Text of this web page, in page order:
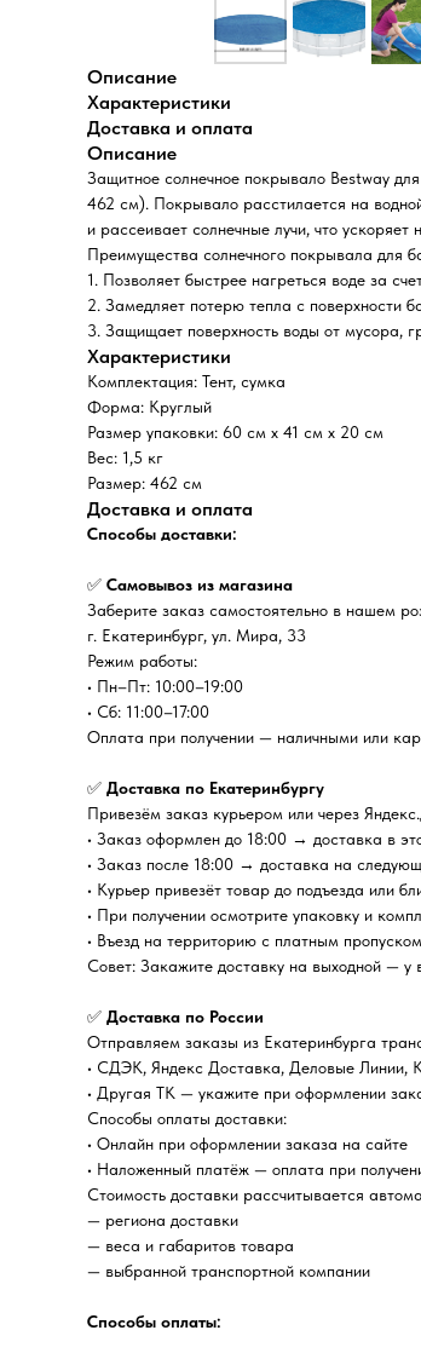
Описание
Характеристики
Доставка и оплата
Описание
Защитное солнечное покрывало Bestway
462 см). Покрывало расстилается на
и рассеивает солнечные лучи, что
Преимущества солнечного покрывала для
1. Позволяет быстрее нагреться воде за
2. Замедляет потерю тепла с поверхности
3. Защищает поверхность воды от мусора,
Характеристики
Комплектация: Тент, сумка
Форма: Круглый
Размер упаковки: 60 см х 41 см х 20 см
Вес: 1,5 кг
Размер: 462 см
Доставка и оплата
Способы доставки:
✅ Самовывоз из магазина
Заберите заказ самостоятельно в нашем
г. Екатеринбург, ул. Мира, 33
Режим работы:
• Пн–Пт: 10:00–19:00
• Сб: 11:00–17:00
Оплата при получении — наличными или
✅ Доставка по Екатеринбургу
Привезём заказ курьером или через
• Заказ оформлен до 18:00 → доставка в
• Заказ после 18:00 → доставка на
• Курьер привезёт товар до подъезда или
• При получении осмотрите упаковку и
• Въезд на территорию с платным
Совет: Закажите доставку на выходной — у
✅ Доставка по России
Отправляем заказы из Екатеринбурга
• СДЭК, Яндекс Доставка, Деловые Линии,
• Другая ТК — укажите при оформлении
Способы оплаты доставки:
• Онлайн при оформлении заказа на сайте
• Наложенный платёж — оплата при
Стоимость доставки рассчитывается
— региона доставки
— веса и габаритов товара
— выбранной транспортной компании
Способы оплаты: